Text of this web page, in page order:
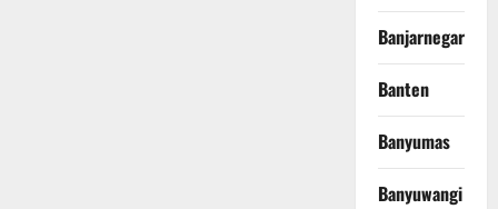
Banjarnegara
Banten
Banyumas
Banyuwangi